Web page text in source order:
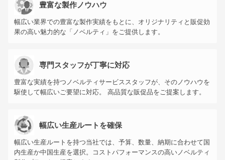
豊富な製作ノウハウ
幅広い業界での豊富な製作実績をもとに、オリジナリティと販促効
果の高い魅力的な「ノベルティ」をご提供します。
専門スタッフが丁寧に対応
豊富な実績を持つノベルティサービススタッフが、そのノウハウを
駆使して幅広いご要望に対応。 高品質な販促品をご提案します。
幅広い生産ルートを確保
幅広い生産ルートを持つ当社では、予算、数量、納期に合わせて国
内生産か中国生産を選択。コストパフォーマンスの高いノベルティ